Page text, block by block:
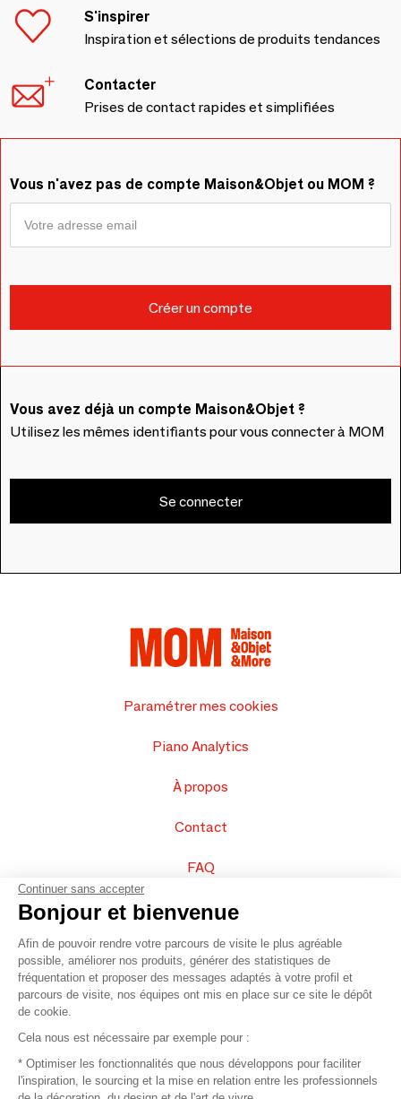
S'inspirer
Inspiration et sélections de produits tendances
Contacter
Prises de contact rapides et simplifiées
Vous n'avez pas de compte Maison&Objet ou MOM ?
Vous avez déjà un compte Maison&Objet ?
Utilisez les mêmes identifiants pour vous connecter à MOM
Se connecter
Paramétrer mes cookies
Piano Analytics
À propos
Contact
FAQ
Vendez vos produits
Plan du site
© 2016 –Organisation SAFI
Recrutement
Continuer sans accepter
Bonjour et bienvenue
Afin de pouvoir rendre votre parcours de visite le plus agréable
possible, améliorer nos produits, générer des statistiques de
fréquentation et proposer des messages adaptés à votre profil et
parcours de visite, nos équipes ont mis en place sur ce site le dépôt
de cookie.
Cela nous est nécessaire par exemple pour :
* Optimiser les fonctionnalités que nous développons pour faciliter
l'inspiration, le sourcing et la mise en relation entre les professionnels